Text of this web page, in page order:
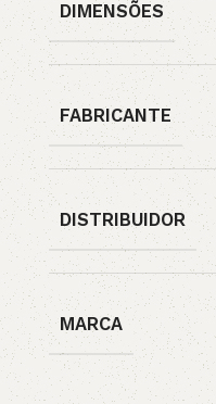
DIMENSÕES
FABRICANTE
DISTRIBUIDOR
MARCA